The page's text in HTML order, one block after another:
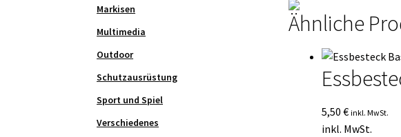
Ähnliche
5,50 € inkl. MwSt.
inkl. MwSt.
Markisen
Multimedia
Outdoor
Schutzausrüstung
Sport und Spiel
Verschiedenes